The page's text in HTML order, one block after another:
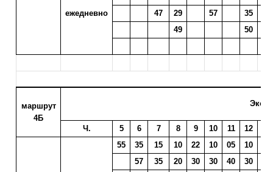
ежедневно
47
29 57 35
49
50
маршрут
4Б
Ч. 5 6 7 8 9 10 11 12
55 35 15 10 22 10 05 10
57
35 20 30 30 40 30